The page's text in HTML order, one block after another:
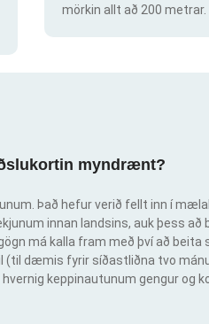
mörkin allt að 200 metrar.
myndrænt?
Það hefur verið fellt inn í
innan landsins, auk þess að
má kalla fram með því að beita
(til dæmis fyrir síðastliðna tvo
keppinautunum gengur og